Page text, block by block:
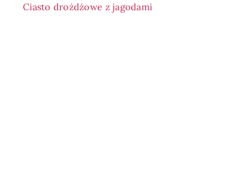
Ciasto drożdżowe z jagodami